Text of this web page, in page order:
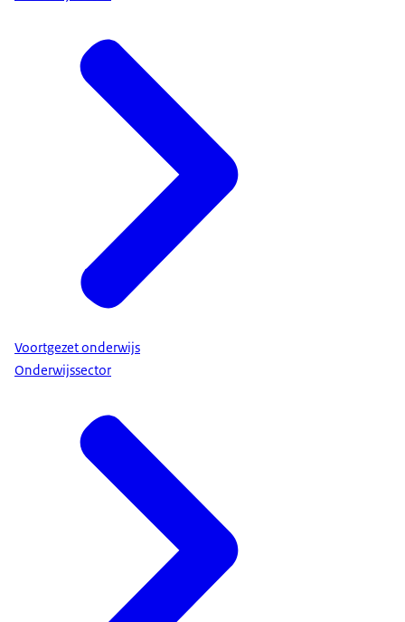
Voortgezet onderwijs
Onderwijssector